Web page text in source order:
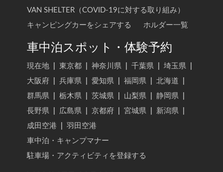
VAN SHELTER（COVID-19に対する取り組み）
キャンピングカーをシェアする
ホルダー一覧
車中泊スポット・体験予約
現在地 東京都 神奈川県 千葉県 埼玉県
大阪府
兵庫県 愛知県 福岡県 北海道
群馬県
栃木県 茨城県 山梨県 静岡県
長野県
広島県 京都府 宮城県 新潟県
成田空港
羽田空港
車中泊・キャンプマナー
駐車場・アクティビティを登録する